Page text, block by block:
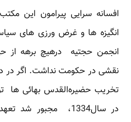
انگیزه ها و غرض ورزی های
انجمن حجتیه درهیچ برهه از
نقشی در حکومت نداشت. اگر در
تخریب حضیره‌القدس بهائی ها
در سال1334، مجبور